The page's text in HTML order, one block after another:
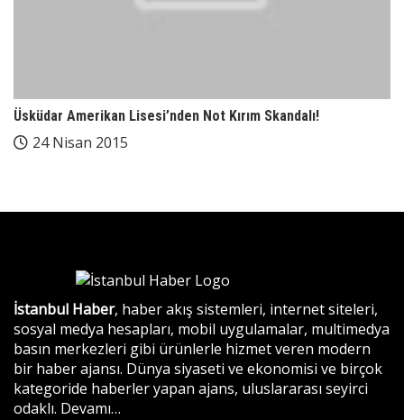
Üsküdar Amerikan Lisesi’nden Not Kırım Skandalı!
24 Nisan 2015
İstanbul Haber, haber akış sistemleri, internet siteleri,
sosyal medya hesapları, mobil uygulamalar, multimedya
basın merkezleri gibi ürünlerle hizmet veren modern
bir haber ajansı. Dünya siyaseti ve ekonomisi ve birçok
kategoride haberler yapan ajans, uluslararası seyirci
odaklı. Devamı…